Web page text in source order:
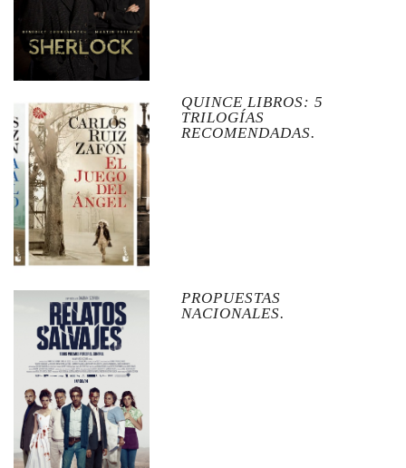
QUINCE LIBROS: 5
TRILOGÍAS
RECOMENDADAS.
PROPUESTAS
NACIONALES.